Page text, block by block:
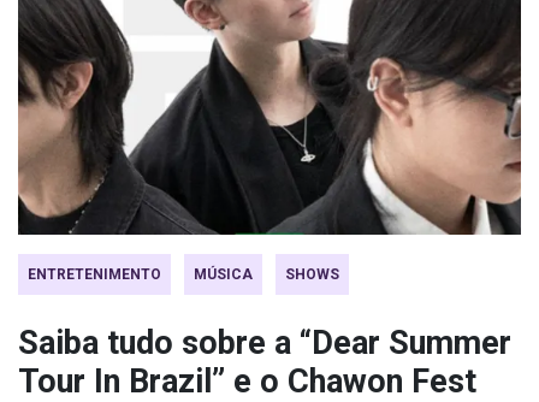
ENTRETENIMENTO MÚSICA SHOWS
Saiba tudo sobre a “Dear Summer
Tour In Brazil” e o Chawon Fest